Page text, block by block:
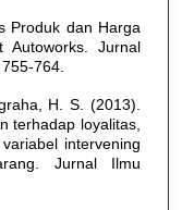
Produk dan Harga
Autoworks. Jurnal
764.
H. S. (2013).
terhadap loyalitas,
intervening
Jurnal Ilmu